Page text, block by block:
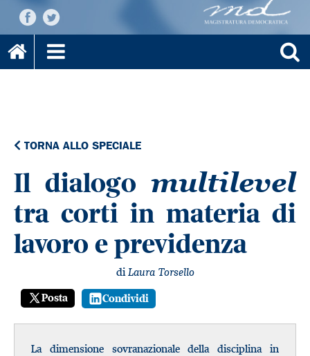
TORNA ALLO SPECIALE
Il dialogo multilevel
tra corti in materia di
lavoro e previdenza
diLaura Torsello
Posta Condividi
La dimensione sovranazionale della disciplina in